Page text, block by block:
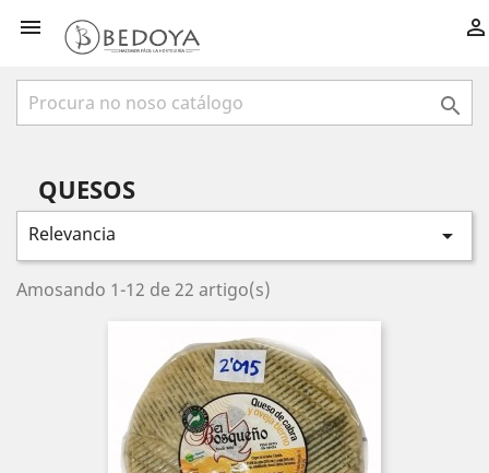
 

QUESOS
Relevancia 
Amosando 1-12 de 22 artigo(s)